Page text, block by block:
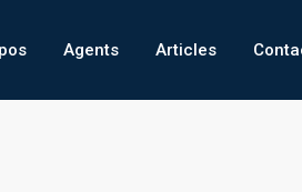
Agents Articles